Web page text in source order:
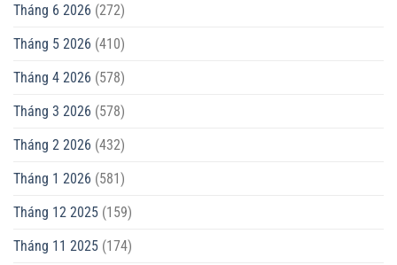
Tháng 6 2026 (272)
Tháng 5 2026 (410)
Tháng 4 2026 (578)
Tháng 3 2026 (578)
Tháng 2 2026 (432)
Tháng 1 2026 (581)
Tháng 12 2025 (159)
Tháng 11 2025 (174)